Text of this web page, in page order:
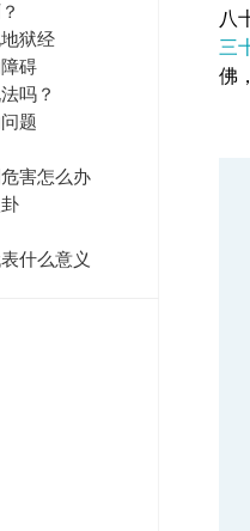
八
三
佛
狱经
碍
吗？
题
害怎么办
什么意义